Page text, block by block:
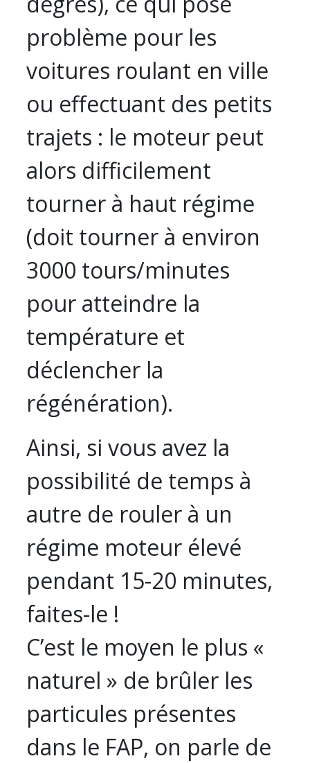
problème pour les
voitures roulant en ville
ou effectuant des petits
trajets : le moteur peut
alors difficilement
tourner à haut régime
(doit tourner à environ
3000 tours/minutes
pour atteindre la
température et
déclencher la
régénération).
Ainsi, si vous avez la
possibilité de temps à
autre de rouler à un
régime moteur élevé
pendant 15-20 minutes,
faites-le !
C’est le moyen le plus «
naturel » de brûler les
particules présentes
dans le FAP, on parle de